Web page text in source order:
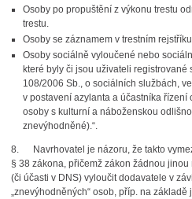
Osoby po propuštění z výkonu trestu
trestu.
Osoby se záznamem v trestním
Osoby sociálně vyloučené nebo
které byly či jsou uživateli
108/2006 Sb., o sociálních službách,
v postavení azylanta a účastníka
osoby s kulturní a náboženskou
znevýhodněné).“.
8. Navrhovatel je názoru, že takto
§ 38 zákona, přičemž zákon žádnou
(či účasti v DNS) vyloučit dodavatele v
„znevýhodněných“ osob, příp. na